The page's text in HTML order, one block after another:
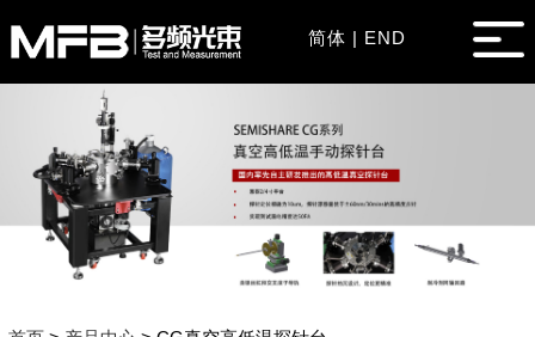
简体 | END